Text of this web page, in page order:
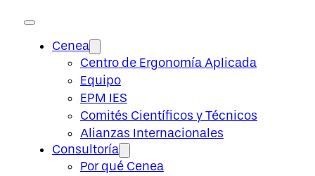
Cenea
Centro de Ergonomía Aplicada
Equipo
EPM IES
Comités Científicos y Técnicos
Alianzas Internacionales
Consultoría
Por qué Cenea